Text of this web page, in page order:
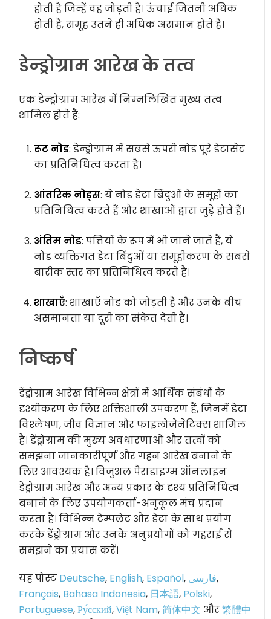
होती है जिन्हें वह जोड़ती है। ऊंचाई जितनी अधिक
होती है, समूह उतने ही अधिक असमान होते हैं।
डेन्ड्रोग्राम आरेख के तत्व
एक डेन्ड्रोग्राम आरेख में निम्नलिखित मुख्य तत्व
शामिल होते हैं:
रूट नोड: डेन्ड्रोग्राम में सबसे ऊपरी नोड पूरे डेटासेट
का प्रतिनिधित्व करता है।
आंतरिक नोड्स: ये नोड डेटा बिंदुओं के समूहों का
प्रतिनिधित्व करते हैं और शाखाओं द्वारा जुड़े होते हैं।
अंतिम नोड: पत्तियों के रूप में भी जाने जाते हैं, ये
नोड व्यक्तिगत डेटा बिंदुओं या समूहीकरण के सबसे
बारीक स्तर का प्रतिनिधित्व करते हैं।
शाखाएँ: शाखाएँ नोड को जोड़ती हैं और उनके बीच
असमानता या दूरी का संकेत देती हैं।
निष्कर्ष
डेंड्रोग्राम आरेख विभिन्न क्षेत्रों में आर्थिक संबंधों के
दृश्यीकरण के लिए शक्तिशाली उपकरण हैं, जिनमें डेटा
विश्लेषण, जीव विज्ञान और फाइलोजेनेटिक्स शामिल
हैं। डेंड्रोग्राम की मुख्य अवधारणाओं और तत्वों को
समझना जानकारीपूर्ण और गहन आरेख बनाने के
लिए आवश्यक है। विजुअल पैराडाइग्म ऑनलाइन
डेंड्रोग्राम आरेख और अन्य प्रकार के दृश्य प्रतिनिधित्व
बनाने के लिए उपयोगकर्ता-अनुकूल मंच प्रदान
करता है। विभिन्न टेम्पलेट और डेटा के साथ प्रयोग
करके डेंड्रोग्राम और उनके अनुप्रयोगों को गहराई से
समझने का प्रयास करें।
यह पोस्ट Deutsche, English, Español, فارسی,
Français, Bahasa Indonesia, 日本語, Polski,
Portuguese,Ру́сский,Việt Nam,简体中文 और繁體中